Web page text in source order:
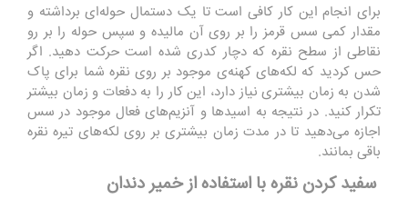
برای انجام این کار کافی است تا یک دستمال حوله‌ای برداشته و
مقدار کمی سس قرمز را بر روی آن مالیده و سپس حوله‌ را بر رو
نقاطی از سطح نقره که دچار کدری شده است حرکت دهید. اگر
حس کردید که لکه‌های کهنه‌ی موجود بر روی نقره شما برای پاک
شدن به زمان بیشتری نیاز دارد، این کار را به دفعات و زمان بیشتر
تکرار کنید. در نتیجه به اسید‌ها و آنزیم‌های فعال موجود در سس
اجازه می‌دهید تا در مدت زمان بیشتری بر روی لکه‌های تیره نقره
باقی بمانند.
سفید کردن نقره با استفاده از خمیر دندان